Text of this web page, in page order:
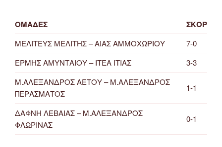
ΟΜΑΔΕΣ ΣΚΟΡ
ΜΕΛΙΤΕΥΣ ΜΕΛΙΤΗΣ – ΑΙΑΣ ΑΜΜΟΧΩΡΙΟΥ
7-0
ΕΡΜΗΣ ΑΜΥΝΤΑΙΟΥ – ΙΤΕΑ ΙΤΙΑΣ
3-3
Μ.ΑΛΕΞΑΝΔΡΟΣ ΑΕΤΟΥ – Μ.ΑΛΕΞΑΝΔΡΟΣ
ΠΕΡΑΣΜΑΤΟΣ
1-1
ΔΑΦΝΗ ΛΕΒΑΙΑΣ – Μ.ΑΛΕΞΑΝΔΡΟΣ
ΦΛΩΡΙΝΑΣ
0-1